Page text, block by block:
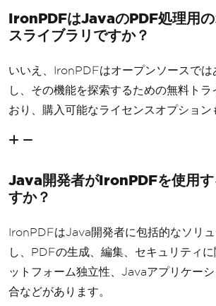
IronPDFはJavaのPDF処理用の
スライブラリですか？
いいえ、IronPDFはオープンソースでは
し、その機能を探索するための無料トラ
おり、購入可能なライセンスオプション
Java開発者がIronPDFを使用す
すか？
IronPDFはJava開発者に包括的なソリ
し、PDFの生成、編集、セキュリティ
ットフォーム独立性、Javaアプリケー
合などがあります。